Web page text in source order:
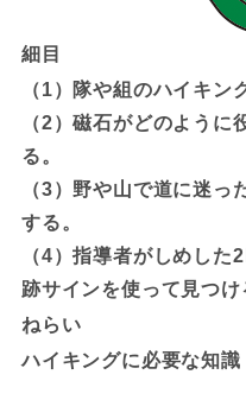
細目
（1）隊や組のハイキン
（2）磁石がどのように
る。
（3）野や山で道に迷っ
する。
（4）指導者がしめした
跡サインを使って見つけ
ねらい
ハイキングに必要な知識